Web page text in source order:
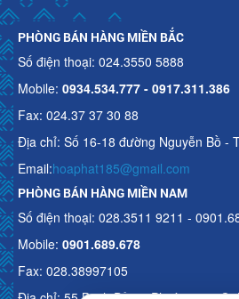
PHÒNG BÁN HÀNG MIỀN BẮC
Số điện thoại: 024.3550 5888
Mobile: 0934.534.777 - 0917.311.386
Fax: 024.37 37 30 88
Địa chỉ: Số 16-18 đường Nguyễn Bồ -
Email:hoaphat185@gmail.com
PHÒNG BÁN HÀNG MIỀN NAM
Số điện thoại: 028.3511 9211 -
Mobile: 0901.689.678
Fax: 028.38997105